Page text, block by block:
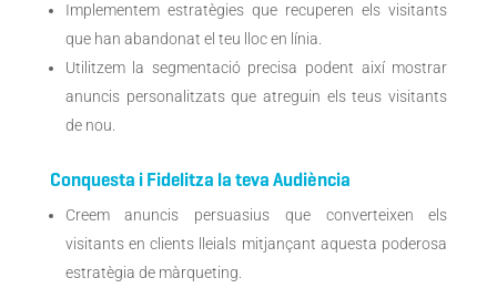
Implementem estratègies que recuperen els visitants
que han abandonat el teu lloc en línia.
Utilitzem la segmentació precisa podent així mostrar
anuncis personalitzats que atreguin els teus visitants
de nou.
Conquesta i Fidelitza la teva Audiència
Creem anuncis persuasius que converteixen els
visitants en clients lleials mitjançant aquesta poderosa
estratègia de màrqueting.